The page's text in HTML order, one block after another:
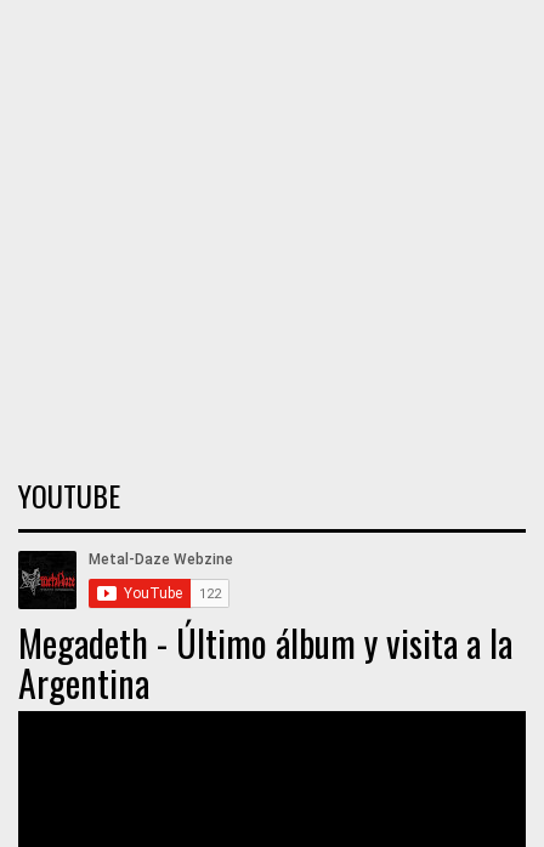
YOUTUBE
Megadeth - Último álbum y visita a la
Argentina